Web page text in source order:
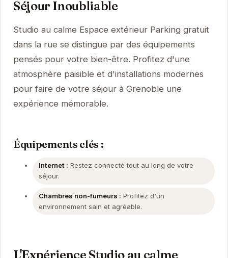
Séjour Inoubliable
Studio au calme Espace extérieur Parking gratuit
dans la rue se distingue par des équipements
pensés pour votre bien-être. Profitez d'une
atmosphère paisible et d'installations modernes
pour faire de votre séjour à Grenoble une
expérience mémorable.
Équipements clés :
Internet : Restez connecté tout au long de votre
séjour.
Chambres non-fumeurs : Profitez d'un
environnement sain et agréable.
L'Expérience Studio au calme